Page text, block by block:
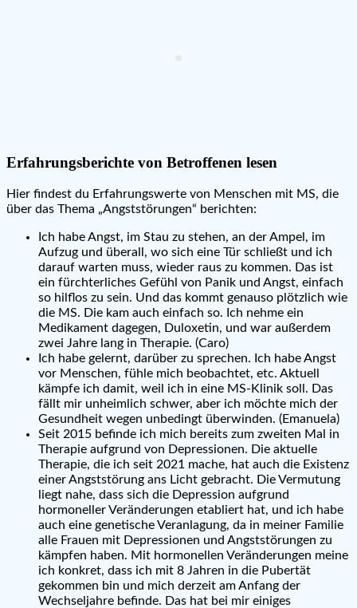
Erfahrungsberichte von Betroffenen lesen
Hier findest du Erfahrungswerte von Menschen mit MS, die
über das Thema „Angststörungen“ berichten:
Ich habe Angst, im Stau zu stehen, an der Ampel, im
Aufzug und überall, wo sich eine Tür schließt und ich
darauf warten muss, wieder raus zu kommen. Das ist
ein fürchterliches Gefühl von Panik und Angst, einfach
so hilflos zu sein. Und das kommt genauso plötzlich wie
die MS. Die kam auch einfach so. Ich nehme ein
Medikament dagegen, Duloxetin, und war außerdem
zwei Jahre lang in Therapie. (Caro)
Ich habe gelernt, darüber zu sprechen. Ich habe Angst
vor Menschen, fühle mich beobachtet, etc. Aktuell
kämpfe ich damit, weil ich in eine MS-Klinik soll. Das
fällt mir unheimlich schwer, aber ich möchte mich der
Gesundheit wegen unbedingt überwinden. (Emanuela)
Seit 2015 befinde ich mich bereits zum zweiten Mal in
Therapie aufgrund von Depressionen. Die aktuelle
Therapie, die ich seit 2021 mache, hat auch die Existenz
einer Angststörung ans Licht gebracht. Die Vermutung
liegt nahe, dass sich die Depression aufgrund
hormoneller Veränderungen etabliert hat, und ich habe
auch eine genetische Veranlagung, da in meiner Familie
alle Frauen mit Depressionen und Angststörungen zu
kämpfen haben. Mit hormonellen Veränderungen meine
ich konkret, dass ich mit 8 Jahren in die Pubertät
gekommen bin und mich derzeit am Anfang der
Wechseljahre befinde. Das hat bei mir einiges